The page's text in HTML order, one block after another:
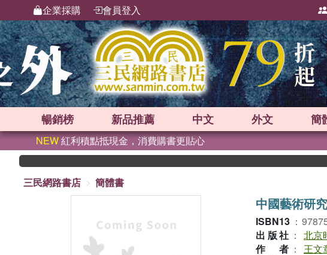
企業採購 會員登入
暢銷榜 新品推薦 中文 外文 簡
NEW紅利積點抵現金，消費購書更貼心
三民網路書店
簡體書
中國藝術研
ISBN13 ：
出版社 ： 北京
作者 ： 王文